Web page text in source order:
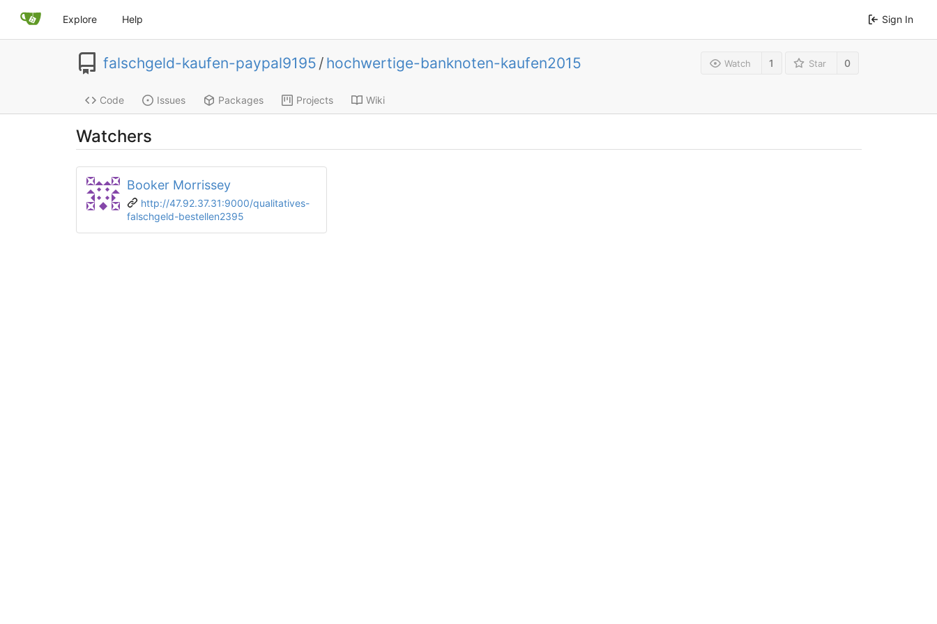
Explore Help Sign In
falschgeld-kaufen-paypal9195 / hochwertige-banknoten-kaufen2015 Watch 1 Star 0
Code Issues Packages Projects Wiki
Watchers
Booker Morrissey
http://47.92.37.31:9000/qualitatives-
falschgeld-bestellen2395